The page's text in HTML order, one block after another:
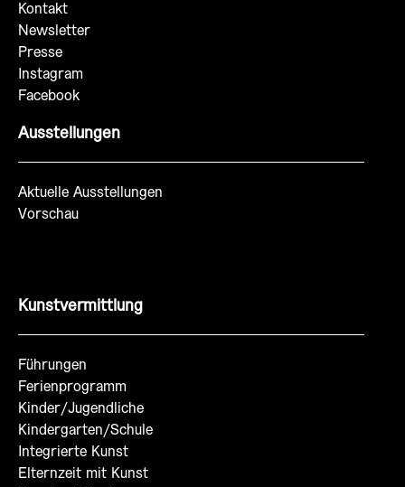
Kontakt
Newsletter
Presse
Instagram
Facebook
Ausstellungen
Aktuelle Ausstellungen
Vorschau
Kunstvermittlung
Führungen
Ferienprogramm
Kinder/Jugendliche
Kindergarten/Schule
Integrierte Kunst
Elternzeit mit Kunst